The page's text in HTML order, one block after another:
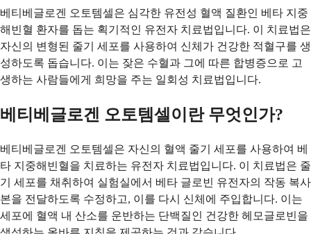
베티베글로겐 오토템셀은 심각한 유전성 혈액 질환인 베타 지중
해빈혈 환자를 돕는 획기적인 유전자 치료법입니다. 이 치료법은
자신의 변형된 줄기 세포를 사용하여 신체가 건강한 적혈구를 생
성하도록 돕습니다. 이는 잦은 수혈과 그에 따른 합병증으로 고
생하는 사람들에게 희망을 주는 일회성 치료법입니다.
베티베글로겐 오토템셀이란 무엇인가?
베티베글로겐 오토템셀은 자신의 혈액 줄기 세포를 사용하여 베
타 지중해빈혈을 치료하는 유전자 치료법입니다. 이 치료법은 줄
기 세포를 채취하여 실험실에서 베타 글로빈 유전자의 작동 복사
본을 전달하도록 수정하고, 이를 다시 신체에 주입합니다. 이는
세포에 혈액 내 산소를 운반하는 단백질인 건강한 헤모글로빈을